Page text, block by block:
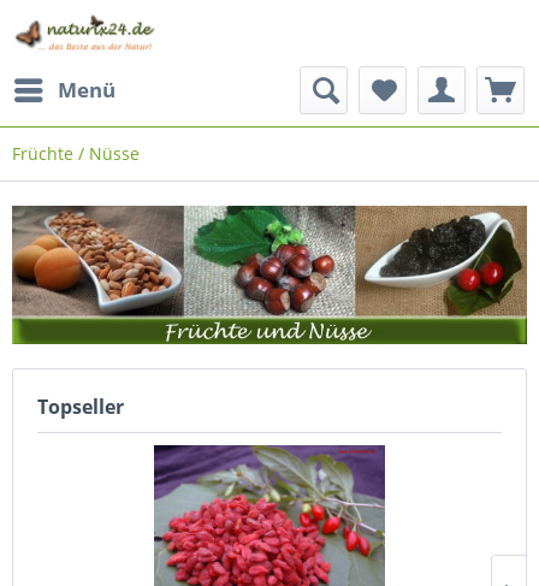
Menü
Früchte / Nüsse
Topseller